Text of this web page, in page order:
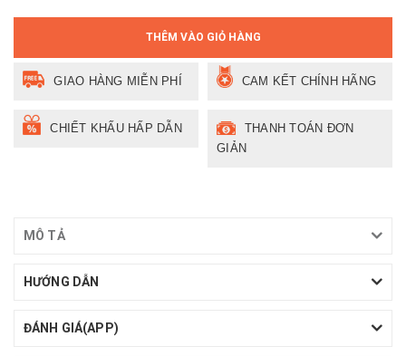
THÊM VÀO GIỎ HÀNG
GIAO HÀNG MIỄN PHÍ CAM KẾT CHÍNH HÃNG
CHIẾT KHẤU HẤP DẪN
THANH TOÁN ĐƠN
GIẢN
MÔ TẢ
HƯỚNG DẪN
ĐÁNH GIÁ(APP)